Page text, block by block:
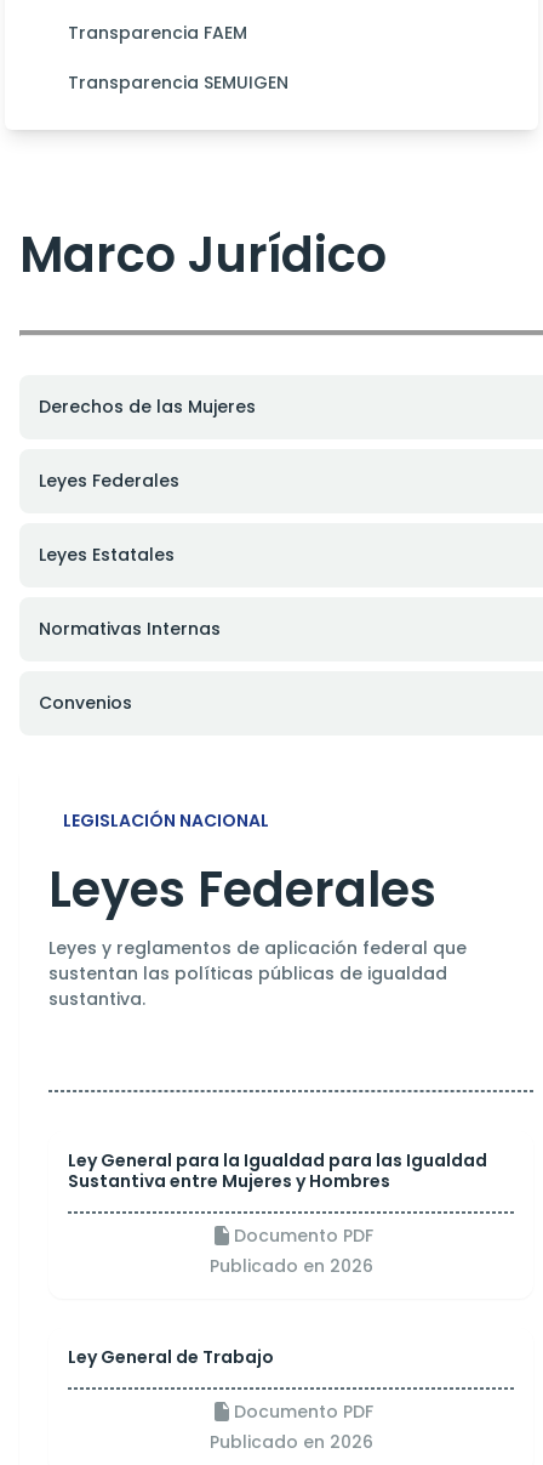
Transparencia FAEM
Transparencia SEMUIGEN
Marco Jurídico
Derechos de las Mujeres
Leyes Federales
Leyes Estatales
Normativas Internas
Convenios
LEGISLACIÓN NACIONAL
Leyes Federales
Leyes y reglamentos de aplicación federal que
sustentan las políticas públicas de igualdad
sustantiva.
Ley General para la Igualdad para las Igualdad
Sustantiva entre Mujeres y Hombres
Documento PDF
Publicado en 2026
Ley General de Trabajo
Documento PDF
Publicado en 2026